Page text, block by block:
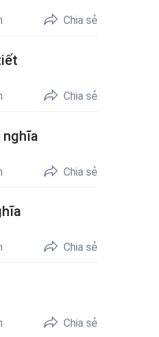
Chia sẻ
Chia sẻ
Chia sẻ
Chia sẻ
Chia sẻ